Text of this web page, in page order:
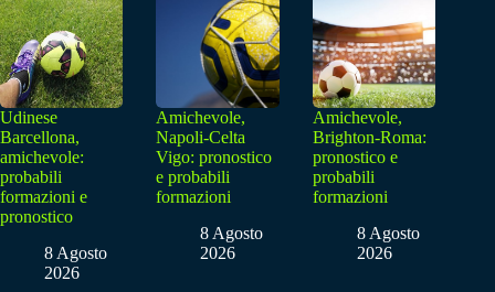
Udinese
Barcellona,
amichevole:
probabili
formazioni e
pronostico
8 Agosto
2026
Amichevole,
Napoli-Celta
Vigo: pronostico
e probabili
formazioni
8 Agosto
2026
Amichevole,
Brighton-Roma:
pronostico e
probabili
formazioni
8 Agosto
2026